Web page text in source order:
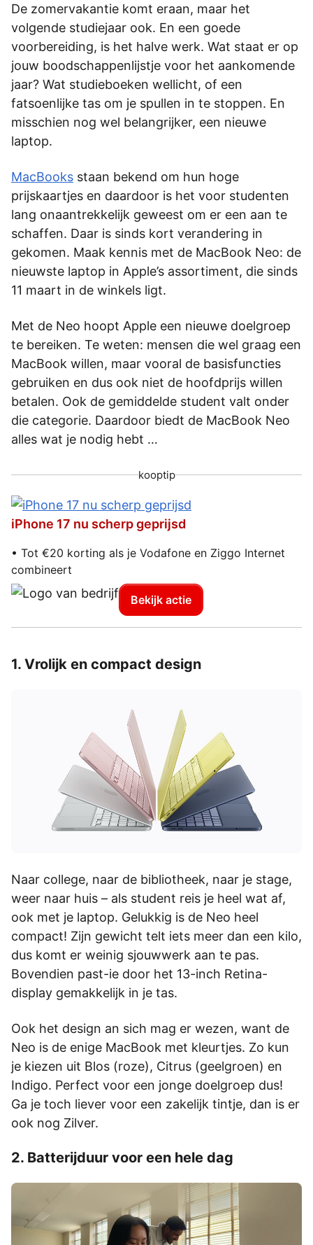
De zomervakantie komt eraan, maar het
volgende studiejaar ook. En een goede
voorbereiding, is het halve werk. Wat staat er op
jouw boodschappenlijstje voor het aankomende
jaar? Wat studieboeken wellicht, of een
fatsoenlijke tas om je spullen in te stoppen. En
misschien nog wel belangrijker, een nieuwe
laptop.
MacBooks staan bekend om hun hoge
prijskaartjes en daardoor is het voor studenten
lang onaantrekkelijk geweest om er een aan te
schaffen. Daar is sinds kort verandering in
gekomen. Maak kennis met de MacBook Neo: de
nieuwste laptop in Apple’s assortiment, die sinds
11 maart in de winkels ligt.
Met de Neo hoopt Apple een nieuwe doelgroep
te bereiken. Te weten: mensen die wel graag een
MacBook willen, maar vooral de basisfuncties
gebruiken en dus ook niet de hoofdprijs willen
betalen. Ook de gemiddelde student valt onder
die categorie. Daardoor biedt de MacBook Neo
alles wat je nodig hebt …
kooptip
iPhone 17 nu scherp geprijsd
• Tot €20 korting als je Vodafone en Ziggo Internet
combineert
Bekijk actie
1. Vrolijk en compact design
Naar college, naar de bibliotheek, naar je stage,
weer naar huis – als student reis je heel wat af,
ook met je laptop. Gelukkig is de Neo heel
compact! Zijn gewicht telt iets meer dan een kilo,
dus komt er weinig sjouwwerk aan te pas.
Bovendien past-ie door het 13-inch Retina-
display gemakkelijk in je tas.
Ook het design an sich mag er wezen, want de
Neo is de enige MacBook met kleurtjes. Zo kun
je kiezen uit Blos (roze), Citrus (geelgroen) en
Indigo. Perfect voor een jonge doelgroep dus!
Ga je toch liever voor een zakelijk tintje, dan is er
ook nog Zilver.
2. Batterijduur voor een hele dag